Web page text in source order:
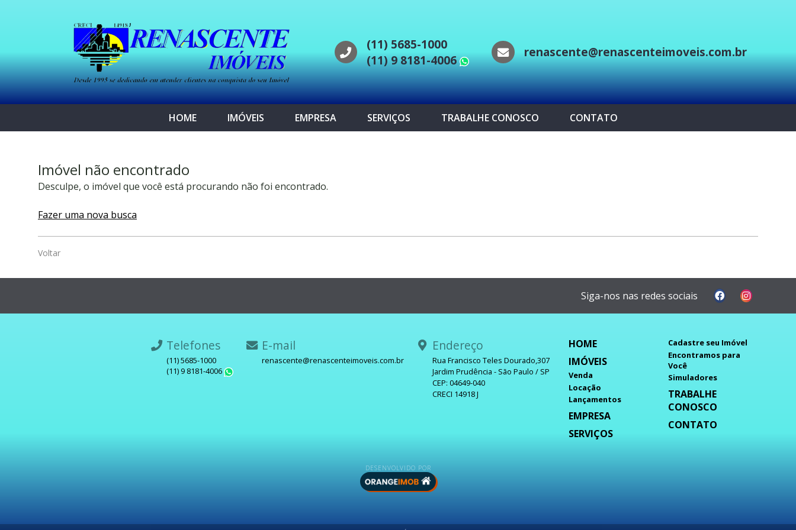
(11) 5685-1000
(11) 9 8181-4006
WhatsApp
renascente@renascenteimoveis.com.br
HOME IMÓVEIS EMPRESA SERVIÇOS TRABALHE CONOSCO CONTATO
Imóvel não encontrado
Desculpe, o imóvel que você está procurando não foi encontrado.
Fazer uma nova busca
Voltar
Siga-nos nas redes sociais
Telefones
(11) 5685-1000
(11) 9 8181-4006
E-mail
renascente@renascenteimoveis.com.br
Endereço
Rua Francisco Teles Dourado,307
Jardim Prudência - São Paulo / SP
CEP: 04649-040
CRECI 14918 J
HOME
IMÓVEIS
Venda
Locação
Lançamentos
EMPRESA
SERVIÇOS
Cadastre seu Imóvel
Encontramos para
Você
Simuladores
TRABALHE
CONOSCO
CONTATO
DESENVOLVIDO POR